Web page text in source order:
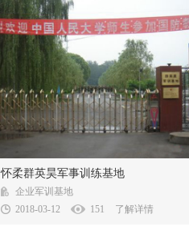
北京群英昊军训基地是经北京市军训办公室批
复同意，于2004年7月15日成立, 行...
怀柔群英昊军事训练基地
企业军训基地
2018-03-12
151 了解详情